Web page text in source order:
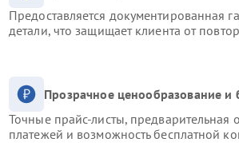
Предоставляется документированная
детали, что защищает клиента от
Прозрачное ценообразование и
Точные прайс-листы, предварительная
платежей и возможность бесплатной